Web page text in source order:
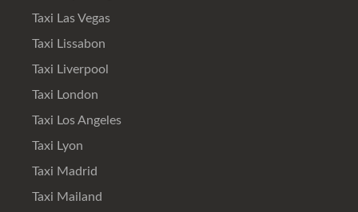
Taxi Las Vegas
Taxi Lissabon
Taxi Liverpool
Taxi London
Taxi Los Angeles
Taxi Lyon
Taxi Madrid
Taxi Mailand